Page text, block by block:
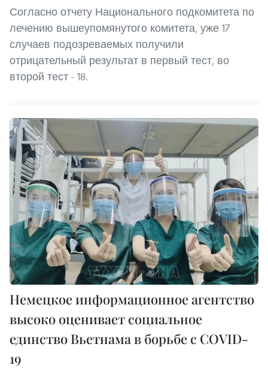
Согласно отчету Национального подкомитета по
лечению вышеупомянутого комитета, уже 17
случаев подозреваемых получили
отрицательный результат в первый тест, во
второй тест - 18.
Немецкое информационное агентство
высоко оценивает социальное
единство Вьетнама в борьбе с COVID-
19